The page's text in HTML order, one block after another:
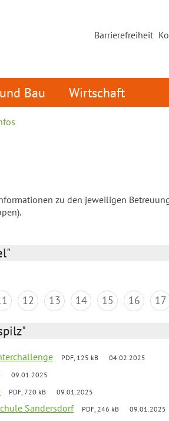
Barrierefreiheit
Bau Wirtschaft
zu den jeweiligen
12 13 14 15 16 17
PDF, 125 kB 04.02.2025
09.01.2025
PDF, 720 kB 09.01.2025
Sandersdorf PDF, 246 kB 09.01.2025